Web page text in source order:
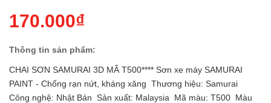
170.000₫
Thông tin sản phẩm:
CHAI SƠN SAMURAI 3D MÃ T500**** Sơn xe máy SAMURAI
PAINT - Chống rạn nứt, kháng xăng Thương hiệu: Samurai
Công nghệ: Nhật Bản Sản xuất: Malaysia Mã màu: T500 Màu